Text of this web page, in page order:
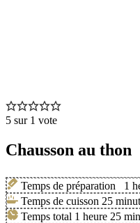
5 sur 1 vote
Chausson au thon
Temps de préparation 1
Temps de cuisson 25
Temps total 1 heure 25